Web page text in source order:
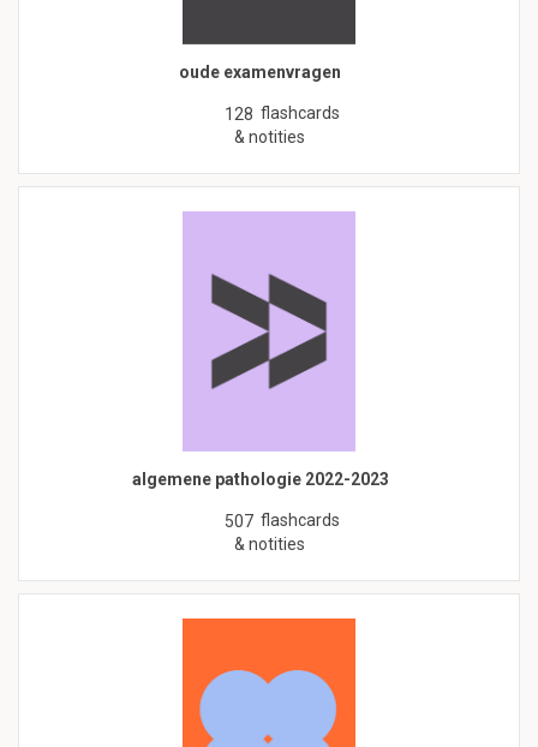
oude examenvragen
128 flashcards
& notities
algemene pathologie 2022-2023
507 flashcards
& notities